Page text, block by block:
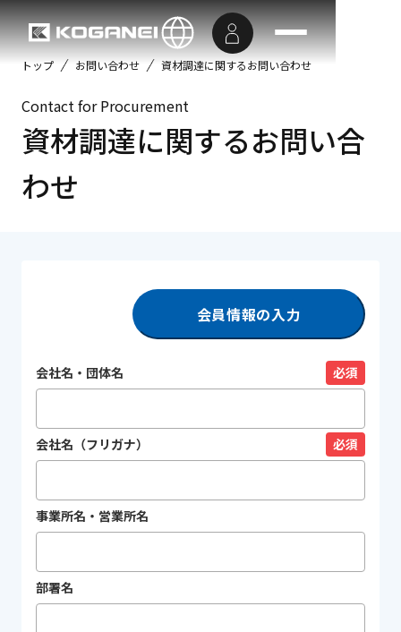
トップ お問い合わせ 資材調達に関するお問い合わせ
Contact for Procurement
資材調達に関するお問い合
わせ
会員情報の入力
会社名・団体名 必須
会社名（フリガナ） 必須
事業所名・営業所名
部署名